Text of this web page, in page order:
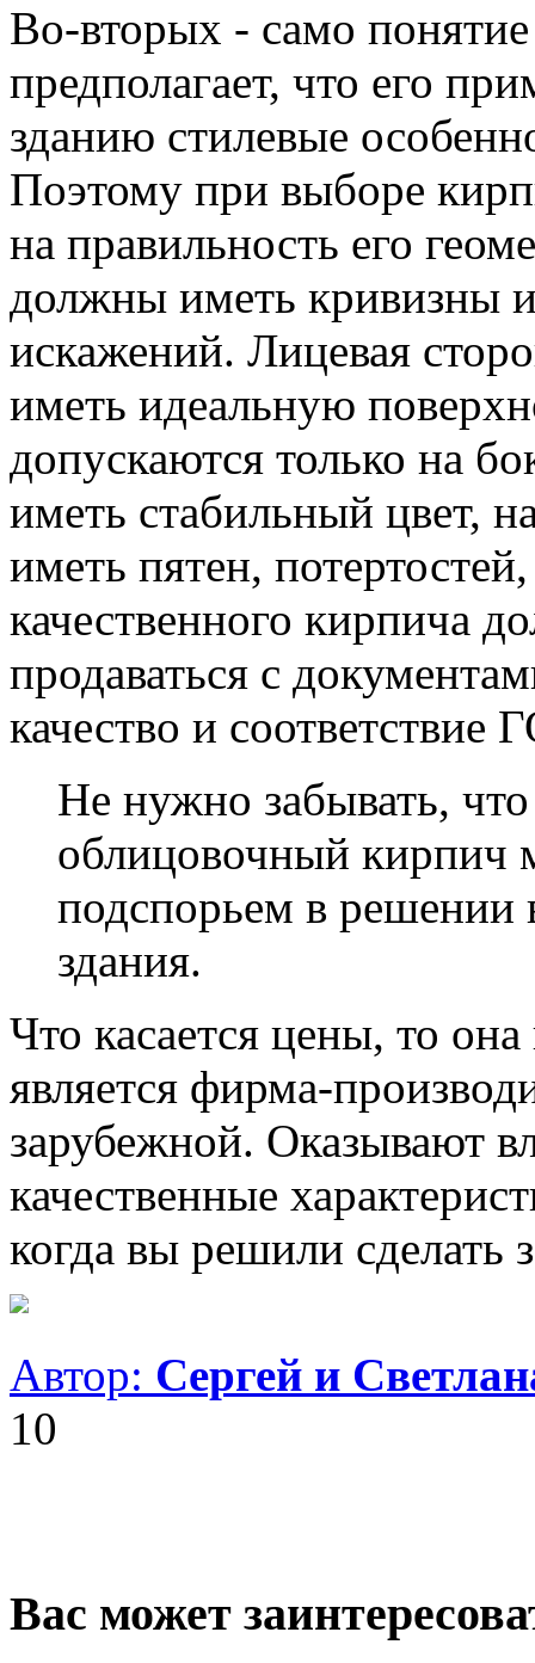
Во-вторых - само
предполагает, что его
зданию стилевые
Поэтому при выборе
на правильность его
должны иметь кривизны
искажений. Лицевая
иметь идеальную
допускаются только на
иметь стабильный цвет,
иметь пятен,
качественного кирпича
продаваться с
качество и соответствие
Не нужно забывать,
облицовочный кирпич
подспорьем в решении
здания.
Что касается цены, то
является фирма-
зарубежной. Оказывают
качественные
когда вы решили сделать
Автор: Сергей и
10
Вас может